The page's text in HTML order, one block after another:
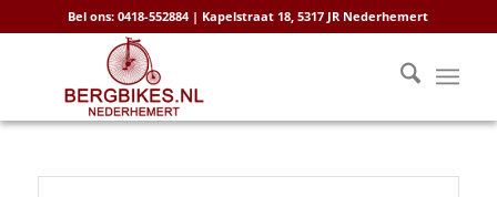
Bel ons: 0418-552884 | Kapelstraat 18, 5317 JR Nederhemert